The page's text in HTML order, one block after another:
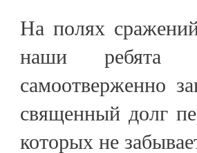
На полях
наши ребята
самоотверженно
священный долг
которых не